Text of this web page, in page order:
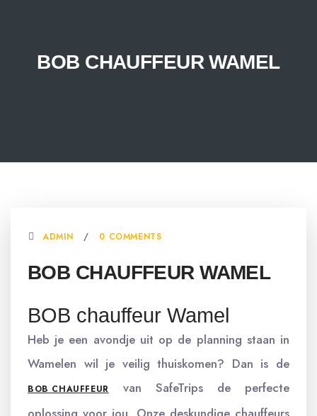
BOB CHAUFFEUR WAMEL
ADMIN 0 COMMENTS
BOB CHAUFFEUR WAMEL
BOB chauffeur Wamel
Heb je een avondje uit op de planning staan in
Wamelen wil je veilig thuiskomen? Dan is de
BOB CHAUFFEUR
van SafeTrips de perfecte